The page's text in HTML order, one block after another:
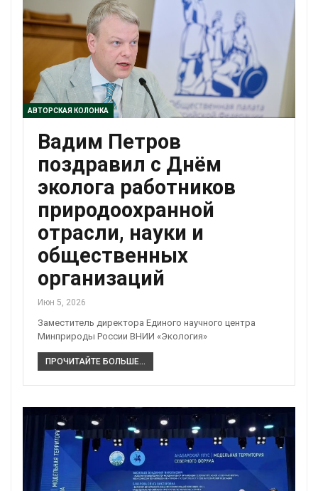
АВТОРСКАЯ КОЛОНКА
Вадим Петров
поздравил с Днём
эколога работников
природоохранной
отрасли, науки и
общественных
организаций
Июн 5, 2026
Заместитель директора Единого научного центра
Минприроды России ВНИИ «Экология»
ПРОЧИТАЙТЕ БОЛЬШЕ...